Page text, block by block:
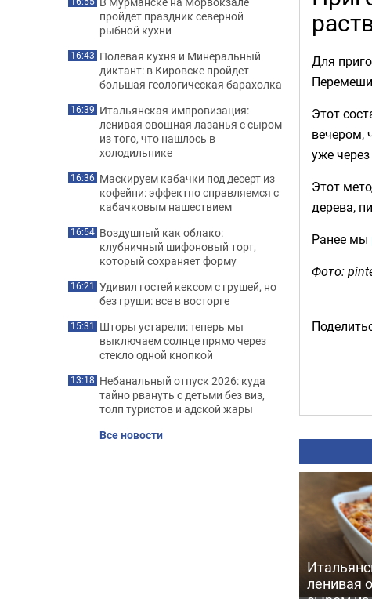
Для
Этот
вечером,
уже через
Этот
дерева,
Ранее мы
Фото:
ленивая
пройдет праздник северной
рыбной кухни
16:43 Полевая кухня и Минеральный
диктант: в Кировске пройдет
большая геологическая барахолка
16:39 Итальянская импровизация:
ленивая овощная лазанья с сыром
из того, что нашлось в
холодильнике
16:36 Маскируем кабачки под десерт из
кофейни: эффектно справляемся с
кабачковым нашествием
16:54 Воздушный как облако:
клубничный шифоновый торт,
который сохраняет форму
16:21 Удивил гостей кексом с грушей, но
без груши: все в восторге
15:31 Шторы устарели: теперь мы
выключаем солнце прямо через
стекло одной кнопкой
13:18 Небанальный отпуск 2026: куда
тайно рвануть с детьми без виз,
толп туристов и адской жары
Все новости